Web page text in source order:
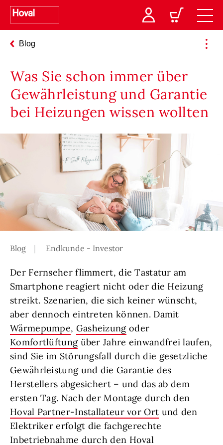
Blog
Was Sie schon immer über
Gewährleistung und Garantie
bei Heizungen wissen wollten
Blog Endkunde - Investor
Der Fernseher flimmert, die Tastatur am
Smartphone reagiert nicht oder die Heizung
streikt. Szenarien, die sich keiner wünscht,
aber dennoch eintreten können. Damit
Wärmepumpe, Gasheizungoder
Komfortlüftungüber Jahre einwandfrei laufen,
sind Sie im Störungsfall durch die gesetzliche
Gewährleistung und die Garantie des
Herstellers abgesichert – und das ab dem
ersten Tag. Nach der Montage durch den
Hoval Partner-Installateur vor Ort und den
Elektriker erfolgt die fachgerechte
Inbetriebnahme durch den Hoval